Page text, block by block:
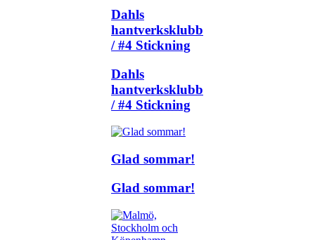
Dahls
hantverksklubb
/ #4 Stickning
Dahls
hantverksklubb
/ #4 Stickning
Glad sommar!
Glad sommar!